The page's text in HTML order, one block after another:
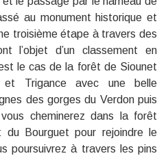
au monument historique et
troisième étape à travers des
l’objet d’un classement en
le cas de la forêt de Siounet
et Trigance avec une belle
des gorges du Verdon puis
cheminerez dans la forêt
Bourguet pour rejoindre le
poursuivrez à travers les pins